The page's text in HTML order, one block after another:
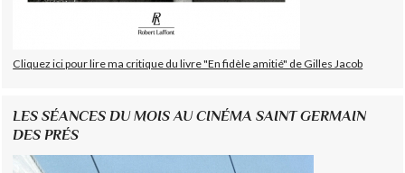
Cliquez ici pour lire ma critique du livre "En fidèle amitié" de Gilles Jacob
LES SÉANCES DU MOIS AU CINÉMA SAINT GERMAIN
DES PRÉS